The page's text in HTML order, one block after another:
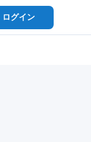
ログイン